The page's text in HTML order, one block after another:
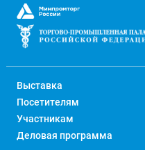
Выставка
Посетителям
Участникам
Деловая программа